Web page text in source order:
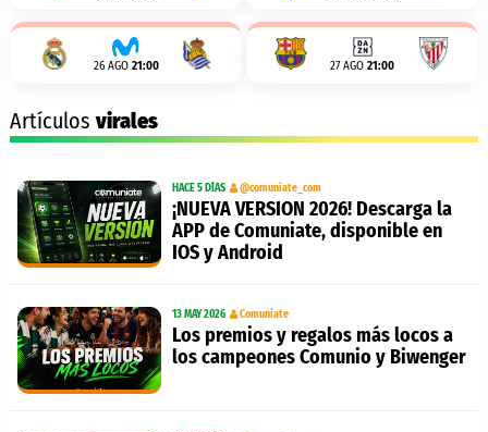
26 AGO 21:00 27 AGO 21:00
Artículosvirales
HACE 5 DÍAS @comuniate_com
¡NUEVA VERSION 2026! Descarga la
APP de Comuniate, disponible en
IOS y Android
13 MAY 2026 Comuniate
Los premios y regalos más locos a
los campeones Comunio y Biwenger